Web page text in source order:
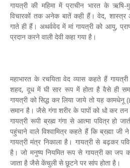
गायत्री की महिमा में प्राचीन भारत के
विचारकों तक अनेक बातें कही हैं। वेद, शास्त्र
गाते ही हैं। अथर्ववेद में मां गायत्री को आयु,
प्रदान करने वाली देवी कहा गया है।
महाभारत के रचयिता वेद व्यास कहते हैं
शहद, दूध में घी सार रूप में होता है वैसे ही
गायत्री को सिद्ध कर लिया जाये तो यह कामधेनू
समान है। जैसे गंगा शरीर के पापों को धो कर तन
गायत्री रूपी ब्रह्म गंगा से आत्मा पवित्र हो
पहुंचाने वाले विश्वामित्र कहते हैं कि ब्रह्मा जी
गायत्री मंत्र निकाला है। गायत्री से बढ़कर
है। जो मनुष्य नियमित रूप से गायत्री का जप
जाता है जैसे केंचुली से छूटने पर सांप होता है।